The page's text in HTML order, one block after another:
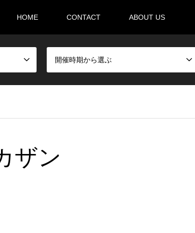
HOME CONTACT ABOUT US
開催時期から選ぶ
ザン